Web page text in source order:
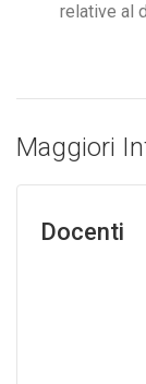
relative al
Maggiori
Docenti